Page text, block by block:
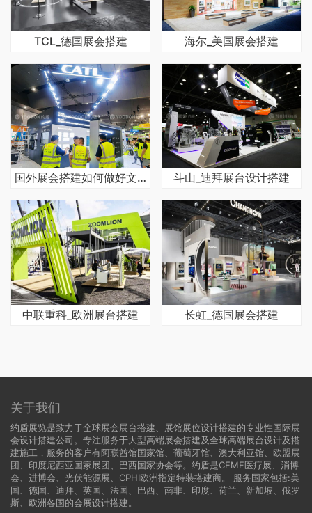
TCL_德国展会搭建 海尔_美国展会搭建
国外展会搭建如何做好文化融合与创新展示 斗山_迪拜展台设计搭建
中联重科_欧洲展台搭建 长虹_德国展会搭建
关于我们
约盾展览是致力于全球展会展台搭建、展馆展位设计搭建的专业性国际展
会设计搭建公司。专注服务于大型高端展会搭建及全球高端展台设计及搭
建施工，服务的客户有阿联酋馆国家馆、葡萄牙馆、澳大利亚馆、欧盟展
团、印度尼西亚国家展团、巴西国家协会等。约盾是CEMF医疗展、消博
会、进博会、光伏能源展、CPHI欧洲指定特装搭建商。 服务国家包括:美
国
德国 、迪拜、英国、法国、巴西、南非、印度、荷兰、新加坡、俄罗
斯、欧洲各国的会展设计搭建。